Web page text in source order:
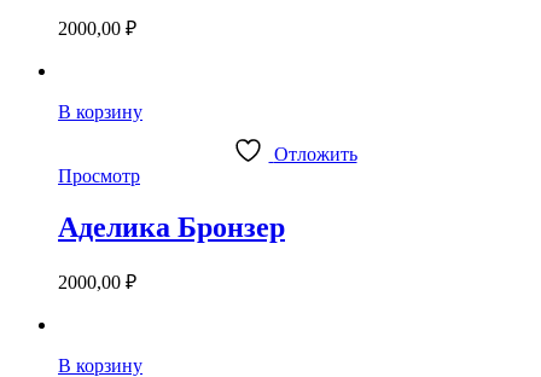
2000,00 ₽
В корзину
Отложить
Просмотр
Аделика Бронзер
2000,00 ₽
В корзину